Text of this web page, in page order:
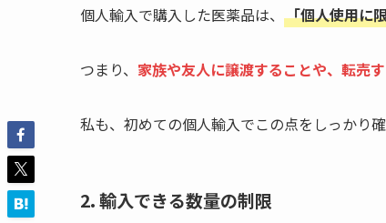
個人輸入で購入した医薬品は、 「個人使用に
つまり、 家族や友人に譲渡することや、転売
私も、初めての個人輸入でこの点をしっかり
2. 輸入できる数量の制限